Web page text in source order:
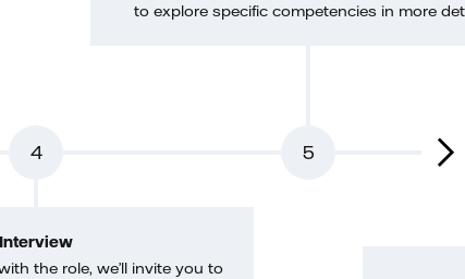
4
Interview
the role, we’ll invite you to
5
to explore specific competencies in more